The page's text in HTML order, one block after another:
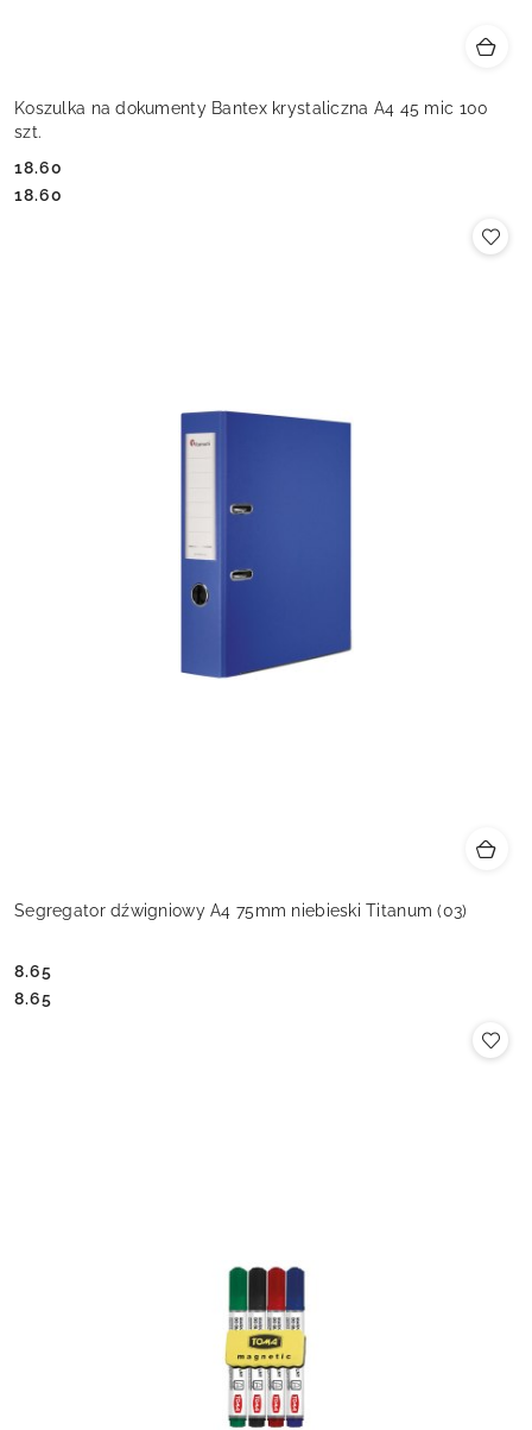
Koszulka na dokumenty Bantex krystaliczna A4 45 mic 100
szt.
Cena:
18.60
Cena:
18.60
Segregator dźwigniowy A4 75mm niebieski Titanum (03)
Cena:
8.65
Cena:
8.65